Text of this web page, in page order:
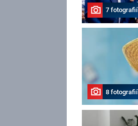
7 fotografií
8 fotografií